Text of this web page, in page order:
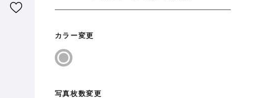
カラー変更
写真枚数変更